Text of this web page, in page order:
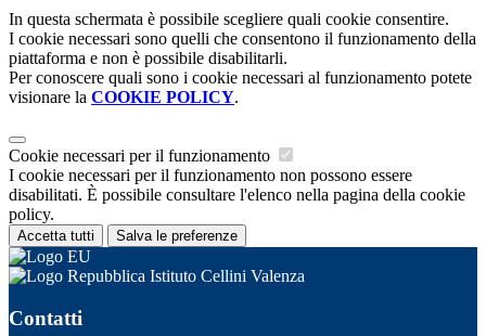
In questa schermata è possibile scegliere quali cookie consentire.
I cookie necessari sono quelli che consentono il funzionamento della
piattaforma e non è possibile disabilitarli.
Per conoscere quali sono i cookie necessari al funzionamento potete
visionare la COOKIE POLICY.
Cookie necessari per il funzionamento
I cookie necessari per il funzionamento non possono essere
disabilitati. È possibile consultare l'elenco nella pagina della cookie
policy.
Accetta tutti Salva le preferenze
Istituto Cellini Valenza
Contatti